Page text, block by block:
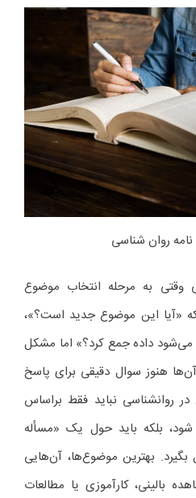
نامه روان شناسی
وقتی به مرحله انتخاب موضوع
«آیا این موضوع جدید است؟»،
می‌شود داده جمع کرد؟» اما مشکل
هنوز سوال دقیقی برای پاسخ
روانشناسی نباید فقط براساس
شود، بلکه باید حول یک «مسأله
بگیرد. بهترین موضوع‌ها، آن‌هایی
بالینی، کارآموزی یا مطالعات